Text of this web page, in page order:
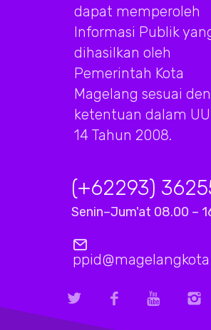
dapat memperoleh
Informasi Publik
dihasilkan oleh
Pemerintah Kota
Magelang sesuai
ketentuan dalam UU
14 Tahun 2008.
(+62293)
Senin–Jum'at 08.00 –